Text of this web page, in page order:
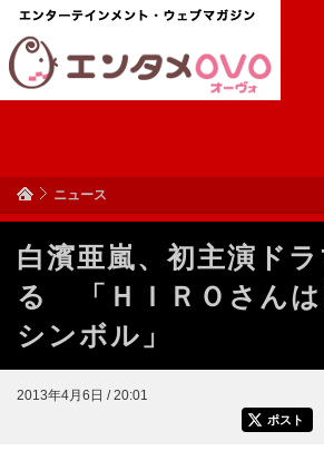
ニュース
白濱亜嵐、初主演ド
る 「ＨＩＲＯさんは
シンボル」
2013年4月6日 / 20:01
ポスト